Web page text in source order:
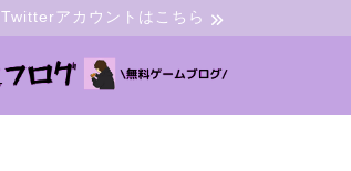
Twitterアカウントはこちら